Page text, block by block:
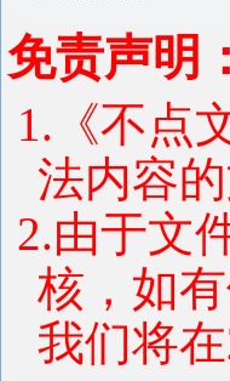
免责声明：
1.《不点
法内容
2.由于文
核，如
我们将